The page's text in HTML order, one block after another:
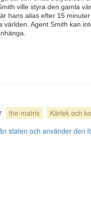
ville styra den gamla
hans alias efter 15
världen. Agent Smith kan
the-matrix
Kärlek och
staten och använder den